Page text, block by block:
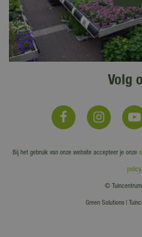
Volg
Bij het gebruik van onze website accepteer je onze
policy.
©
Green Solutions |